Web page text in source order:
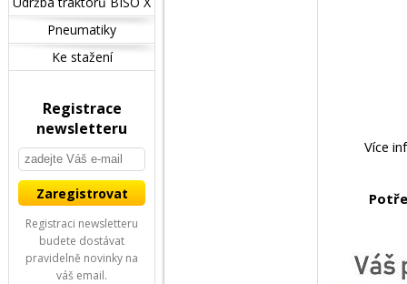
Více
Pneumatiky
Ke stažení
Registrace
newsletteru
Registraci newsletteru
budete dostávat
pravidelně novinky na
váš email.